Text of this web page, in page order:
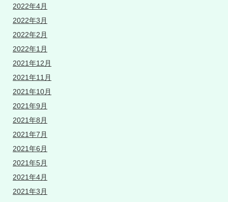
2022年4月
2022年3月
2022年2月
2022年1月
2021年12月
2021年11月
2021年10月
2021年9月
2021年8月
2021年7月
2021年6月
2021年5月
2021年4月
2021年3月